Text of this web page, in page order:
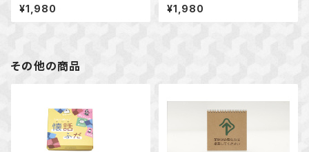
ド大 (瀬川ひろ)
¥1,980
ド大 (海野 幸)
¥1,980
その他の商品